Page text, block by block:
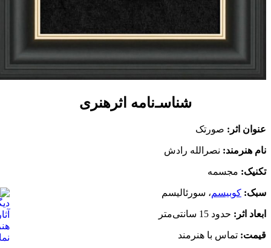
شناسـ‌نامه اثرهنری
اثر: صورتک
هنرمند:نصرالله رادش
مجسمه
کوبیسم، سورئالیسم
اثر: حدود 15 سانتی‌متر
تماس با هنرمند